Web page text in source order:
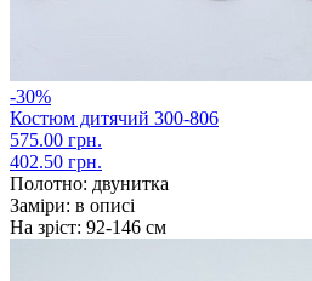
-30%
Костюм дитячий 300-806
575.00 грн.
402.50 грн.
Полотно: двунитка
Заміри: в описі
На зріст: 92-146 см